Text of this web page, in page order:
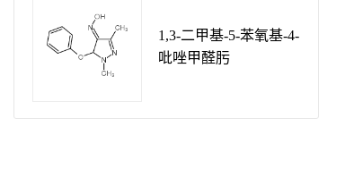
1,3-二甲基-5-苯氧基-4-
吡唑甲醛肟